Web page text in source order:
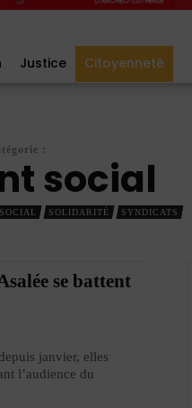
Justice Citoyenneté
:
social
SOLIDARITÉ SYNDICATS
se battent
janvier, elles
l’audience du